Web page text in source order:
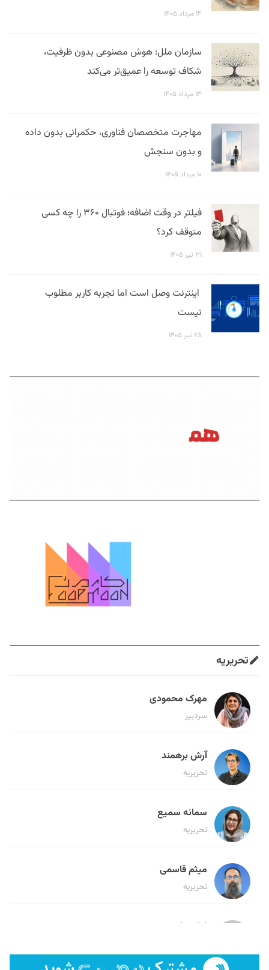
۱۴ مرداد ۱۴۰۵
سازمان ملل: هوش مصنوعی بدون ظرفیت،
شکاف توسعه را عمیق‌تر می‌کند
۱۳ مرداد ۱۴۰۵
مهاجرت متخصصان فناوری، حکمرانی بدون داده
و بدون سنجش
۱۰ مرداد ۱۴۰۵
فیلتر در وقت اضافه؛ فوتبال ۳۶۰ را چه کسی
متوقف کرد؟
۳۱ تیر ۱۴۰۵
اینترنت وصل است اما تجربه کاربر مطلوب
نیست
۲۸ تیر ۱۴۰۵
تحریریه
مهرک محمودی
سردبیر
آرش برهمند
تحریریه
سمانه سمیع
تحریریه
میثم قاسمی
تحریریه
لیلا حنارود